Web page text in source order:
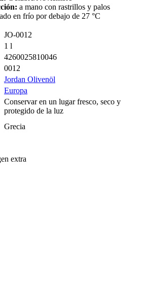
a mano con rastrillos y palos
en frío por debajo de 27 °C
JO-0012
1 l
4260025810046
0012
Jordan Olivenöl
Europa
Conservar en un lugar fresco, seco y
protegido de la luz
Grecia
extra